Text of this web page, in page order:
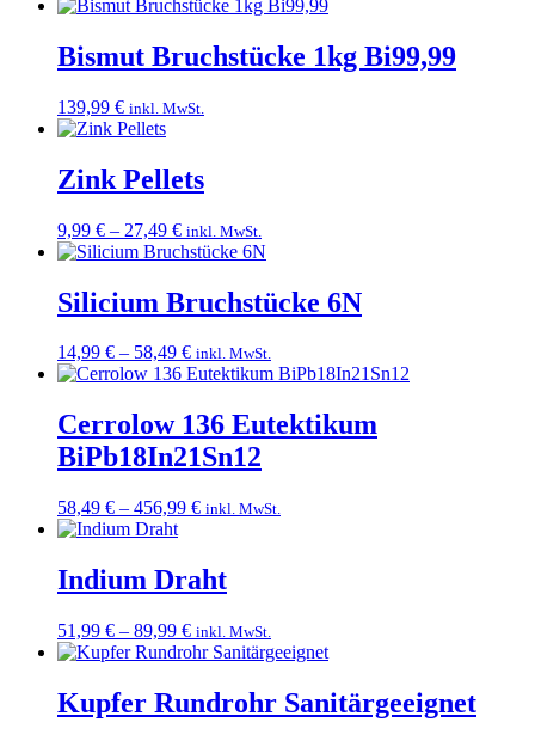
Bismut Bruchstücke 1kg Bi99,99
139,99 € inkl. MwSt.
Zink Pellets
9,99 € – 27,49 €Preisspanne:
9,99 €
27,49 €
inkl. MwSt.
Silicium Bruchstücke 6N
14,99 € – 58,49 €Preisspanne:
14,99 €
58,49 €
inkl. MwSt.
Cerrolow 136 Eutektikum
BiPb18In21Sn12
58,49 € – 456,99 €Preisspanne:
456,99 €
inkl. MwSt.
Indium Draht
51,99 € – 89,99 €Preisspanne:
51,99 €
89,99 €
inkl. MwSt.
Kupfer Rundrohr Sanitärgeeignet